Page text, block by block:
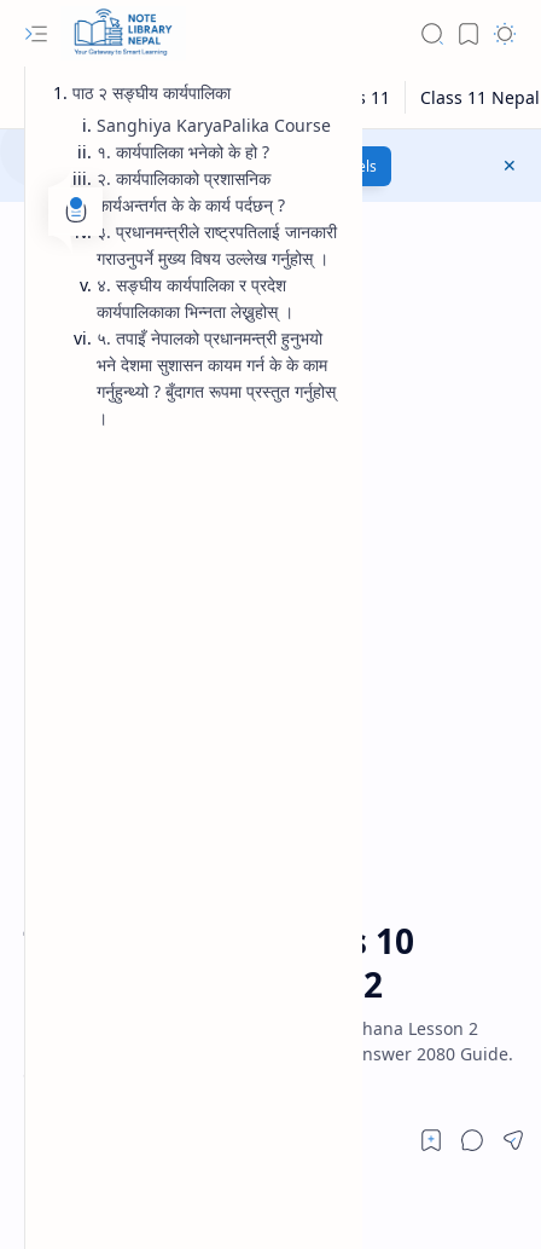
Class 12 Model Questions Models
सङ्घीय कार्यपालिका: Class 10
Social Unit 5 Lesson 2
Class 10 Social Studies Unit 5 Nagrik Chethana Lesson 2
Sanghiya KaryaPalika Exercise Question Answer 2080 Guide.
पाठ २ सङ्घीय कार्यपालिका
Sanghiya KaryaPalika Course
१. कार्यपालिका भनेको के हो ?
२. कार्यपालिकाको प्रशासनिक
कार्यअन्तर्गत के के कार्य पर्दछन् ?
३. प्रधानमन्त्रीले राष्ट्रपतिलाई जानकारी
गराउनुपर्ने मुख्य विषय उल्लेख गर्नुहोस् ।
४. सङ्घीय कार्यपालिका र प्रदेश
कार्यपालिकाका भिन्नता लेख्नुहोस् ।
५. तपाइँ नेपालको प्रधानमन्त्री हुनुभयो
भने देशमा सुशासन कायम गर्न के के काम
गर्नुहुन्थ्यो ? बुँदागत रूपमा प्रस्तुत गर्नुहोस्
।